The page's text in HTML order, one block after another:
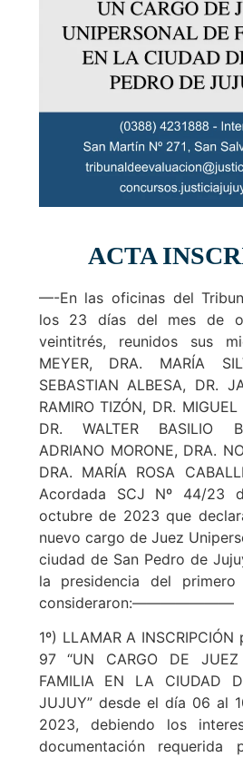
ACTA
—-En las oficinas del
los 23 días del mes de
veintitrés, reunidos sus
MEYER, DRA. MARÍA
SEBASTIAN ALBESA, DR.
RAMIRO TIZÓN, DR.
DR. WALTER BASILIO
ADRIANO MORONE, DRA.
DRA. MARÍA ROSA
Acordada SCJ Nº 44/23
octubre de 2023 que
nuevo cargo de Juez
ciudad de San Pedro de
la presidencia del
consideraron:———————
1º) LLAMAR A
97 “UN CARGO DE JUEZ
FAMILIA EN LA CIUDAD
JUJUY” desde el día 06 al
2023, debiendo los
documentación requerida